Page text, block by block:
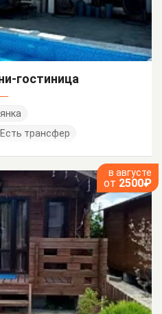
гостиница
Есть трансфер
в августе
от 2500₽